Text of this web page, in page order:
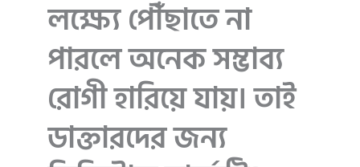
লক্ষ্যে পৌঁছাতে না
পারলে অনেক সম্ভাব্য
রোগী হারিয়ে যায়। তাই
ডাক্তারদের জন্য